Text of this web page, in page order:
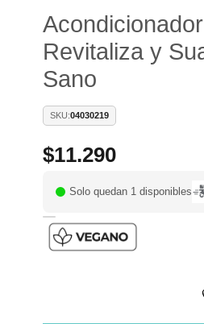
Revitaliza y
Sano
SKU:04030219
$11.290
Solo quedan 1 disponibles